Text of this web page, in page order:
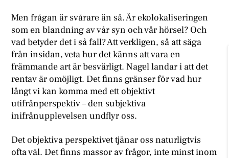
Men frågan är svårare än så. Är ekolokaliseringen
som en blandning av vår syn och vår hörsel? Och
vad betyder det i så fall? Att verkligen, så att säga
från insidan, veta hur det känns att vara en
främmande art är besvärligt. Nagel landar i att det
rentav är omöjligt. Det finns gränser för vad hur
långt vi kan komma med ett objektivt
utifrånperspektiv – den subjektiva
inifrånupplevelsen undflyr oss.
Det objektiva perspektivet tjänar oss naturligtvis
ofta väl. Det finns massor av frågor, inte minst inom